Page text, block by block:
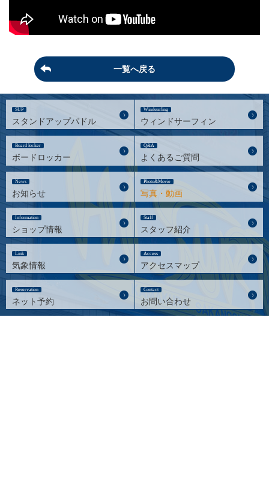
一覧へ戻る
SUP
スタンドアップパドル
Windsurfing
ウィンドサーフィン
Board locker
ボードロッカー
Q&A
よくあるご質問
News
お知らせ
Photo&Movie
写真・動画
Information
ショップ情報
Staff
スタッフ紹介
Link
気象情報
Access
アクセスマップ
Reservation
ネット予約
Contact
お問い合わせ